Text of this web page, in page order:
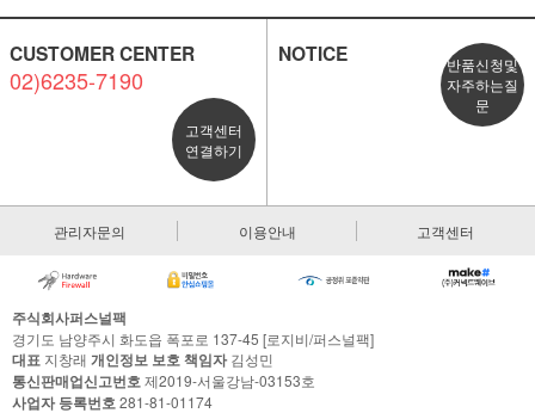
CUSTOMER CENTER
02)6235-7190
고객센터
연결하기
NOTICE
반품신청및
자주하는질
문
관리자문의 이용안내 고객센터
주식회사퍼스널팩
경기도 남양주시 화도읍 폭포로 137-45 [로지비/퍼스널팩]
대표 지창래 개인정보 보호 책임자김성민
통신판매업신고번호제2019-서울강남-03153호
사업자 등록번호281-81-01174